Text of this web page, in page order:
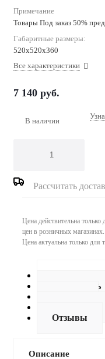
Примечание
Товары Под заказ 50%
Габаритные размеры:
520х520х360
Все характеристики
7 140 руб.
В наличии
Рассчитать
Цена действительна только
цен в розничных магазинах.
Цена актуальна только для
Как купить
Отзывы
Описание